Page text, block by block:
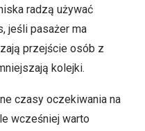
radzą używać
jeśli pasażer ma
przejście osób z
kolejki.
czasy oczekiwania na
wcześniej warto